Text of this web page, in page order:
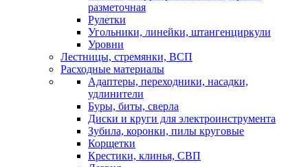
разметочная
Рулетки
Угольники, линейки, штангенциркули
Уровни
Лестницы, стремянки, ВСП
Расходные материалы
Адаптеры, переходники, насадки,
удлинители
Буры, биты, сверла
Диски и круги для электроинструмента
Зубила, коронки, пилы круговые
Корщетки
Крестики, клинья, СВП